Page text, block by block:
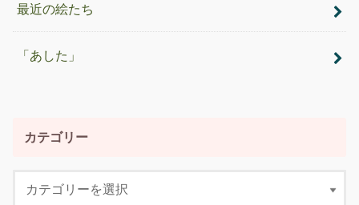
最近の絵たち
「あした」
カテゴリー